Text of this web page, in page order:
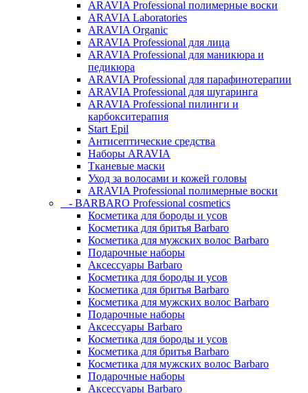
ARAVIA Professional полимерные воски
ARAVIA Laboratories
ARAVIA Organic
ARAVIA Professional для лица
ARAVIA Professional для маникюра и
педикюра
ARAVIA Professional для парафинотерапии
ARAVIA Professional для шугаринга
ARAVIA Professional пилинги и
карбокситерапия
Start Epil
Антисептические средства
Наборы ARAVIA
Тканевые маски
Уход за волосами и кожей головы
ARAVIA Professional полимерные воски
- BARBARO Professional cosmetics
Косметика для бороды и усов
Косметика для бритья Barbaro
Косметика для мужских волос Barbaro
Подарочные наборы
Аксессуары Barbaro
Косметика для бороды и усов
Косметика для бритья Barbaro
Косметика для мужских волос Barbaro
Подарочные наборы
Аксессуары Barbaro
Косметика для бороды и усов
Косметика для бритья Barbaro
Косметика для мужских волос Barbaro
Подарочные наборы
Аксессуары Barbaro